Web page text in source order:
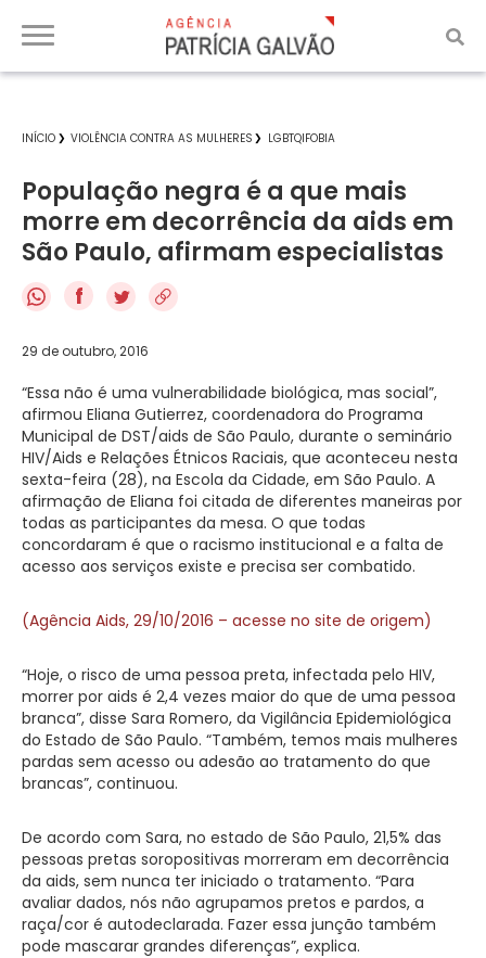
INÍCIO VIOLÊNCIA CONTRA AS MULHERES LGBTQIFOBIA
População negra é a que mais
morre em decorrência da aids em
São Paulo, afirmam especialistas
f
29 de outubro, 2016
“Essa não é uma vulnerabilidade biológica, mas social”,
afirmou Eliana Gutierrez, coordenadora do Programa
Municipal de DST/aids de São Paulo, durante o seminário
HIV/Aids e Relações Étnicos Raciais, que aconteceu nesta
sexta-feira (28), na Escola da Cidade, em São Paulo. A
afirmação de Eliana foi citada de diferentes maneiras por
todas as participantes da mesa. O que todas
concordaram é que o racismo institucional e a falta de
acesso aos serviços existe e precisa ser combatido.
(Agência Aids, 29/10/2016 – acesse no site de origem)
“Hoje, o risco de uma pessoa preta, infectada pelo HIV,
morrer por aids é 2,4 vezes maior do que de uma pessoa
branca”, disse Sara Romero, da Vigilância Epidemiológica
do Estado de São Paulo. “Também, temos mais mulheres
pardas sem acesso ou adesão ao tratamento do que
brancas”, continuou.
De acordo com Sara, no estado de São Paulo, 21,5% das
pessoas pretas soropositivas morreram em decorrência
da aids, sem nunca ter iniciado o tratamento. “Para
avaliar dados, nós não agrupamos pretos e pardos, a
raça/cor é autodeclarada. Fazer essa junção também
pode mascarar grandes diferenças”, explica.